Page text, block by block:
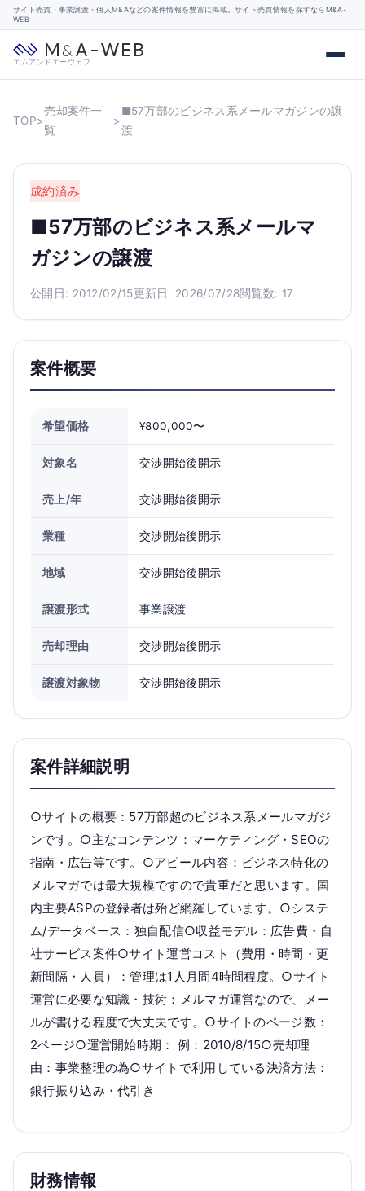
サイト売買・事業譲渡・個人M&Aなどの案件情報を豊富に掲載。サイト売買情報を探すならM&A-
WEB
エムアンドエーウェブ
TOP>
売却案件一
覧
>
■57万部のビジネス系メールマガジンの譲
渡
成約済み
■57万部のビジネス系メールマ
ガジンの譲渡
公開日: 2012/02/15更新日: 2026/07/28閲覧数: 17
案件概要
希望価格 ¥800,000〜
対象名 交渉開始後開示
売上/年 交渉開始後開示
業種 交渉開始後開示
地域 交渉開始後開示
譲渡形式 事業譲渡
売却理由 交渉開始後開示
譲渡対象物 交渉開始後開示
案件詳細説明
○サイトの概要：57万部超のビジネス系メールマガジ
ンです。○主なコンテンツ：マーケティング・SEOの
指南・広告等です。○アピール内容：ビジネス特化の
メルマガでは最大規模ですので貴重だと思います。国
内主要ASPの登録者は殆ど網羅しています。○システ
ム/データベース：独自配信○収益モデル：広告費・自
社サービス案件○サイト運営コスト（費用・時間・更
新間隔・人員）：管理は1人月間4時間程度。○サイト
運営に必要な知識・技術：メルマガ運営なので、メー
ルが書ける程度で大丈夫です。○サイトのページ数：
2ページ○運営開始時期： 例：2010/8/15○売却理
由：事業整理の為○サイトで利用している決済方法：
銀行振り込み・代引き
財務情報